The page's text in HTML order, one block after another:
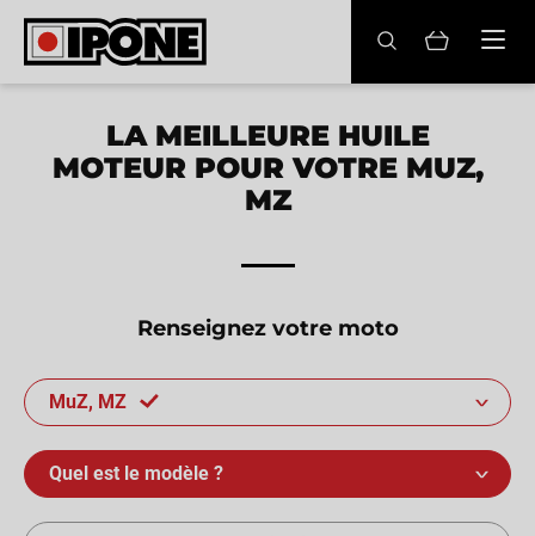
Ipone
HUILES MOTEUR
ENTRETIEN
Revendeurs
Compte
FR EN ES IT DE BE
LA MEILLEURE HUILE
MOTEUR POUR VOTRE MUZ,
MZ
Renseignez votre moto
MuZ, MZ
Quel est le modèle ?